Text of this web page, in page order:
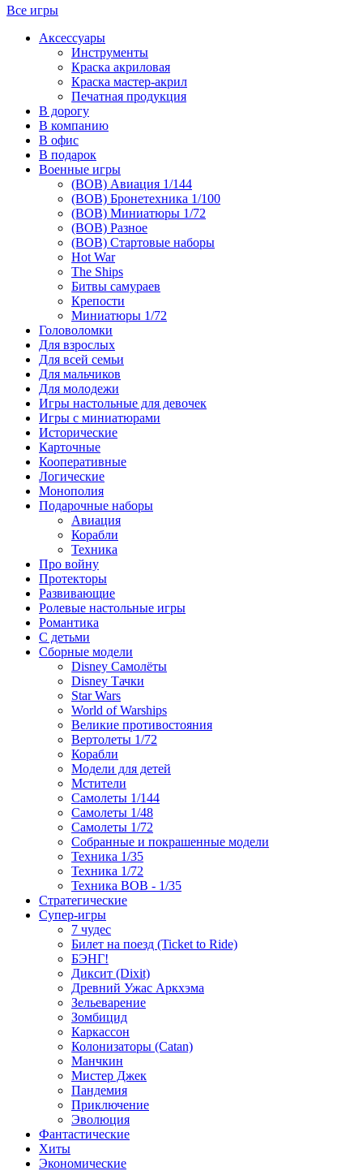
Все игры
Аксессуары
Инструменты
Краска акриловая
Краска мастер-акрил
Печатная продукция
В дорогу
В компанию
В офис
В подарок
Военные игры
(ВОВ) Авиация 1/144
(ВОВ) Бронетехника 1/100
(ВОВ) Миниатюры 1/72
(ВОВ) Разное
(ВОВ) Стартовые наборы
Hot War
The Ships
Битвы самураев
Крепости
Миниатюры 1/72
Головоломки
Для взрослых
Для всей семьи
Для мальчиков
Для молодежи
Игры настольные для девочек
Игры с миниатюрами
Исторические
Карточные
Кооперативные
Логические
Монополия
Подарочные наборы
Авиация
Корабли
Техника
Про войну
Протекторы
Развивающие
Ролевые настольные игры
Романтика
С детьми
Сборные модели
Disney Самолёты
Disney Тачки
Star Wars
World of Warships
Великие противостояния
Вертолеты 1/72
Корабли
Модели для детей
Мстители
Самолеты 1/144
Самолеты 1/48
Самолеты 1/72
Собранные и покрашенные модели
Техника 1/35
Техника 1/72
Техника ВОВ - 1/35
Стратегические
Супер-игры
7 чудес
Билет на поезд (Ticket to Ride)
БЭНГ!
Диксит (Dixit)
Древний Ужас Аркхэма
Зельеварение
Зомбицид
Каркассон
Колонизаторы (Catan)
Манчкин
Мистер Джек
Пандемия
Приключение
Эволюция
Фантастические
Хиты
Экономические